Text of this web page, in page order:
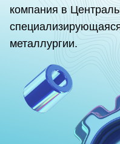
компания в
металлургии.